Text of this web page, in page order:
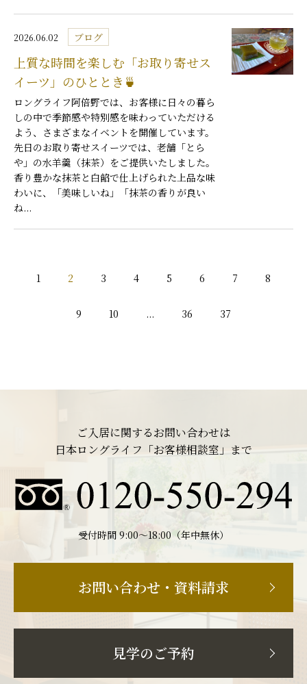
2026.06.02 ブログ
上質な時間を楽しむ「お取り寄せス
イーツ」のひととき🍵
ロングライフ阿倍野では、お客様に日々の暮ら
しの中で季節感や特別感を味わっていただける
よう、さまざまなイベントを開催しています。
先日のお取り寄せスイーツでは、老舗「とら
や」の水羊羹（抹茶）をご提供いたしました。
香り豊かな抹茶と白餡で仕上げられた上品な味
わいに、「美味しいね」「抹茶の香りが良い
ね...
1 2 3 4 5 6 7 8
9 10 ... 36 37
ご入居に関するお問い合わせは
日本ロングライフ「お客様相談室」まで
受付時間 9:00〜18:00（年中無休）
お問い合わせ・資料請求
見学のご予約